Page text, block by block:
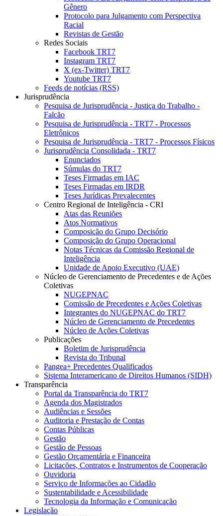
Gênero
Protocolo para Julgamento com Perspectiva
Racial
Revistas de Gestão
Redes Sociais
Facebook TRT7
Instagram TRT7
X (ex-Twitter) TRT7
Youtube TRT7
Feeds de notícias (RSS)
Jurisprudência
Pesquisa de Jurisprudência - Justiça do Trabalho -
Falcão
Pesquisa de Jurisprudência - TRT7 - Processos
Eletrônicos
Pesquisa de Jurisprudência - TRT7 - Processos Físicos
Jurisprudência Consolidada - TRT7
Enunciados
Súmulas do TRT7
Teses Firmadas em IAC
Teses Firmadas em IRDR
Teses Jurídicas Prevalecentes
Centro Regional de Inteligência - CRI
Atas das Reuniões
Atos Normativos
Composição do Grupo Decisório
Composição do Grupo Operacional
Notas Técnicas da Comissão Regional de
Inteligência
Unidade de Apoio Executivo (UAE)
Núcleo de Gerenciamento de Precedentes e de Ações
Coletivas
NUGEPNAC
Comissão de Precedentes e Ações Coletivas
Integrantes do NUGEPNAC do TRT7
Núcleo de Gerenciamento de Precedentes
Núcleo de Ações Coletivas
Publicações
Boletim de Jurisprudência
Revista do Tribunal
Pangea+ Precedentes Qualificados
Sistema Interamericano de Direitos Humanos (SIDH)
Transparência
Portal da Transparência do TRT7
Agenda dos Magistrados
Audiências e Sessões
Auditoria e Prestação de Contas
Contas Públicas
Gestão
Gestão de Pessoas
Gestão Orçamentária e Financeira
Licitações, Contratos e Instrumentos de Cooperação
Ouvidoria
Serviço de Informações ao Cidadão
Sustentabilidade e Acessibilidade
Tecnologia da Informação e Comunicação
Legislação